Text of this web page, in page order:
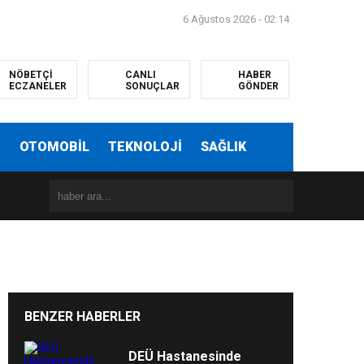
6 Ağustos 2026 - 02:14
NÖBETÇİ
ECZANELER
CANLI
SONUÇLAR
HABER
GÖNDER
OTOMOBİL TEKNOLOJİ SAĞLIK
BENZER HABERLER
DEÜ Hastanesinde